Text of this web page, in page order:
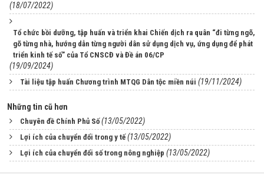
(18/07/2022)
Tổ chức bồi dưỡng, tập huấn và triển khai Chiến dịch ra quân “đi từng ngõ,
gõ từng nhà, hướng dẫn từng người dân sử dụng dịch vụ, ứng dụng để phát
triển kinh tế số” của Tổ CNSCĐ và Đề án 06/CP
(19/09/2024)
Tài liệu tập huấn Chương trình MTQG Dân tộc miền núi (19/11/2024)
Những tin cũ hơn
Chuyên đề Chính Phủ Số (13/05/2022)
Lợi ích của chuyển đổi trong y tế (13/05/2022)
Lợi ích của chuyển đổi số trong nông nghiệp (13/05/2022)